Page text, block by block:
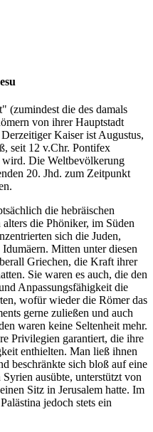
(zumindest die des damals
von ihrer Hauptstadt
Kaiser ist Augustus,
seit 12 v.Chr. Pontifex
wird. Die Weltbevölkerung
20. Jhd. zum Zeitpunkt
die hebräischen
die Phöniker, im Süden
sich die Juden,
Mitten unter diesen
Griechen, die Kraft ihrer
Sie waren es auch, die den
Anpassungsfähigkeit die
wofür wieder die Römer das
gerne zuließen und auch
waren keine Seltenheit mehr.
Privilegien garantiert, die ihre
enthielten. Man ließ ihnen
beschränkte sich bloß auf eine
ausübte, unterstützt von
Sitz in Jerusalem hatte. Im
jedoch stets ein